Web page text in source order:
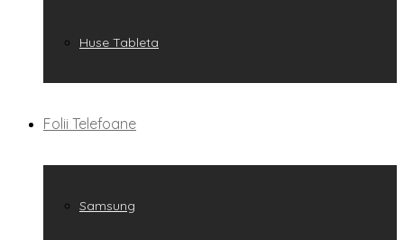
Huse Tableta
Folii Telefoane
Samsung